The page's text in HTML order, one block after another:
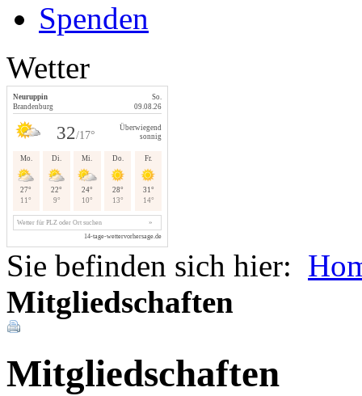
Spenden
Wetter
Sie befinden sich hier:
Mitgliedschaften
Mitgliedschaften